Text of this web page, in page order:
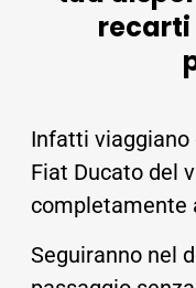
recarti
Infatti
Fiat Ducato del
completamente
Seguiranno nel